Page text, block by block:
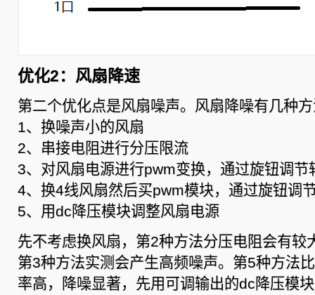
优化2：风扇降速
第二个优化点是风扇噪声。风扇降噪有几种
1、换噪声小的风扇
2、串接电阻进行分压限流
3、对风扇电源进行pwm变换，通过旋钮调节
4、换4线风扇然后买pwm模块，通过旋钮调
5、用dc降压模块调整风扇电源
先不考虑换风扇，第2种方法分压电阻会有较
第3种方法实测会产生高频噪声。第5种方法
率高，降噪显著，先用可调输出的dc降压模